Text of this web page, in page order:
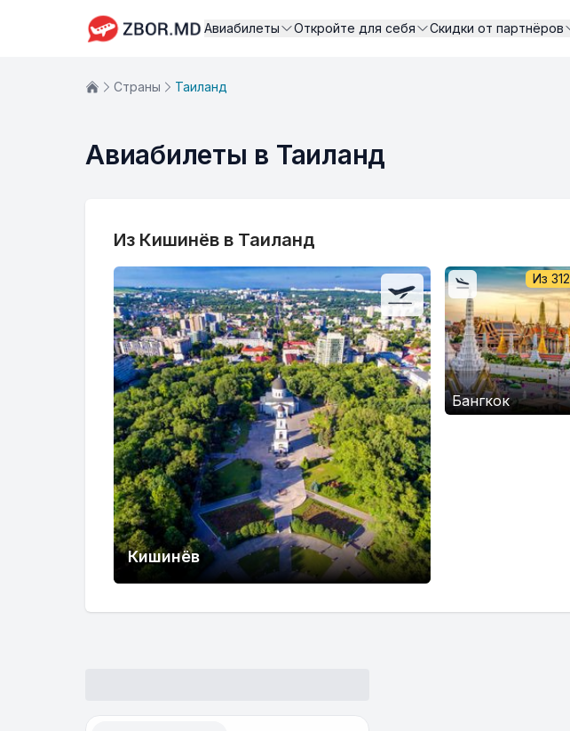
Авиабилеты Откройте для себя Скидки от партнёров
Страны Таиланд
Авиабилеты в Таиланд
Из Кишинёв в Таиланд
Кишинёв
Бангкок
Из 312